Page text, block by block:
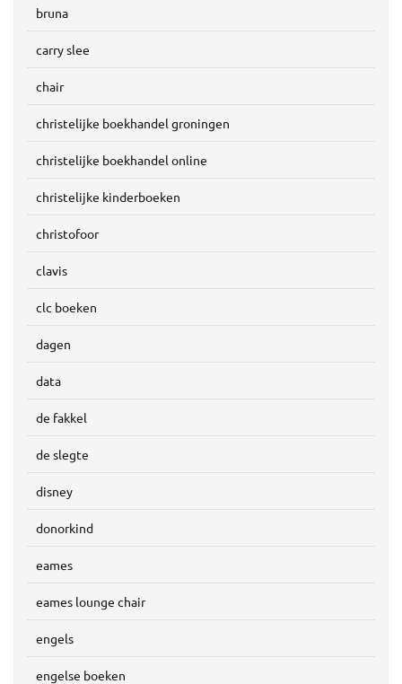
bruna
carry slee
chair
christelijke boekhandel groningen
christelijke boekhandel online
christelijke kinderboeken
christofoor
clavis
clc boeken
dagen
data
de fakkel
de slegte
disney
donorkind
eames
eames lounge chair
engels
engelse boeken